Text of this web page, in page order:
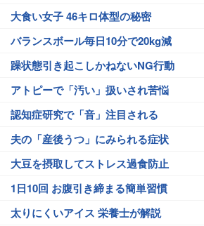
大食い女子 46キロ体型の秘密
バランスボール毎日10分で20kg減
躁状態引き起こしかねないNG行動
アトピーで「汚い」扱いされ苦悩
認知症研究で「音」注目される
夫の「産後うつ」にみられる症状
大豆を摂取してストレス過食防止
1日10回 お腹引き締まる簡単習慣
太りにくいアイス 栄養士が解説